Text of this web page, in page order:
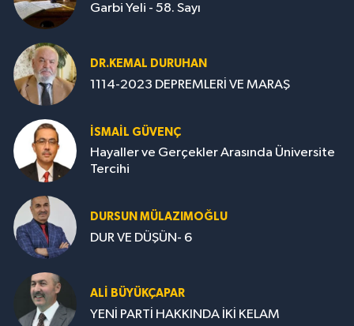
Garbi Yeli - 58. Sayı
DR.KEMAL DURUHAN
1114-2023 DEPREMLERİ VE MARAŞ
İSMAİL GÜVENÇ
Hayaller ve Gerçekler Arasında Üniversite
Tercihi
DURSUN MÜLAZIMOĞLU
DUR VE DÜŞÜN- 6
ALİ BÜYÜKÇAPAR
YENİ PARTİ HAKKINDA İKİ KELAM